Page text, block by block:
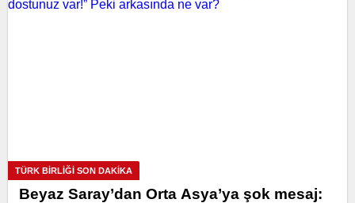
TÜRK BIRLIĞI SON DAKİKA
Beyaz Saray’dan Orta Asya’ya şok mesaj: